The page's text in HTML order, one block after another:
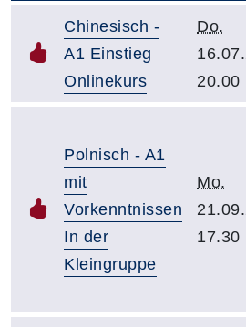
Chinesisch -
A1 Einstieg
Onlinekurs
Do.
20.00
Polnisch - A1
mit
Vorkenntnissen
In der
Kleingruppe
Mo.
17.30